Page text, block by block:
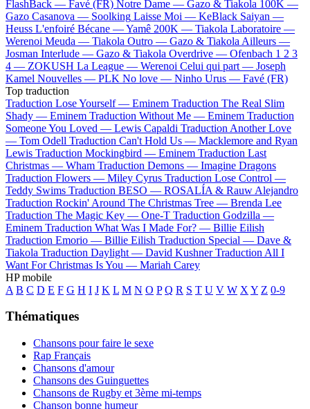
FlashBack — Favé (FR) Notre Dame — Gazo & Tiakola 100K —
Gazo Casanova — Soolking Laisse Moi — KeBlack Saiyan —
Heuss L'enfoiré Bécane —Yamê 200K — Tiakola Laboratoire —
Werenoi Meuda — Tiakola Outro — Gazo & Tiakola Ailleurs —
Josman Interlude — Gazo & Tiakola Overdrive — Ofenbach 1 2 3
4 — ZOKUSH La League — Werenoi Celui qui part — Joseph
Kamel Nouvelles — PLK No love — Ninho Urus — Favé (FR)
Top traduction
Traduction Lose Yourself — Eminem Traduction The Real Slim
Shady — Eminem Traduction Without Me — Eminem Traduction
Someone You Loved — Lewis Capaldi Traduction Another Love
— Tom Odell Traduction Can't Hold Us — Macklemore and Ryan
Lewis Traduction Mockingbird — Eminem Traduction Last
Christmas — Wham Traduction Demons — Imagine Dragons
Traduction Flowers — Miley Cyrus Traduction Lose Control —
Teddy Swims Traduction BESO — ROSALÍA & Rauw Alejandro
Traduction Rockin' Around The Christmas Tree — Brenda Lee
Traduction The Magic Key — One-T Traduction Godzilla —
Eminem Traduction What Was I Made For? — Billie Eilish
Traduction Emorio — Billie Eilish Traduction Special — Dave &
Tiakola Traduction Daylight — David Kushner Traduction All I
Want For Christmas Is You — Mariah Carey
HP mobile
A B C D E F G H I J K L M N O P Q R S T U V W X Y Z 0-9
Thématiques
Chansons pour faire le sexe
Rap Français
Chansons d'amour
Chansons des Guinguettes
Chansons de Rugby et 3ème mi-temps
Chanson bonne humeur